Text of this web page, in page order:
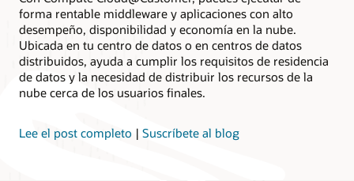
forma rentable middleware y aplicaciones con alto
desempeño, disponibilidad y economía en la nube.
Ubicada en tu centro de datos o en centros de datos
distribuidos, ayuda a cumplir los requisitos de residencia
de datos y la necesidad de distribuir los recursos de la
nube cerca de los usuarios finales.
Lee el post completo | Suscríbete al blog